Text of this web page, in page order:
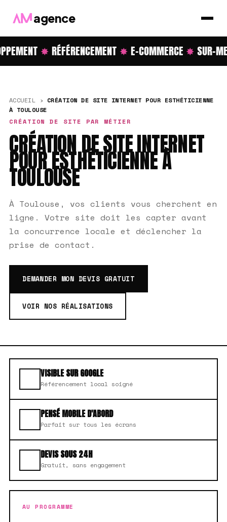
agence
✸RÉFÉRENCEMENT✸E-COMMERCE✸SUR-
ACCUEIL › CRÉATION DE SITE INTERNET POUR ESTHÉTICIENNE
À TOULOUSE
CRÉATION DE SITE PAR MÉTIER
CRÉATION DE SITE INTERNET
POUR ESTHÉTICIENNE À
TOULOUSE
À Toulouse, vos clients vous cherchent en
ligne. Votre site doit les capter avant
la concurrence locale et déclencher la
prise de contact.
DEMANDER MON DEVIS GRATUIT
VOIR NOS RÉALISATIONS
VISIBLE SUR GOOGLE
Référencement local soigné
PENSÉ MOBILE D'ABORD
Parfait sur tous les écrans
DEVIS SOUS 24H
Gratuit, sans engagement
AU PROGRAMME